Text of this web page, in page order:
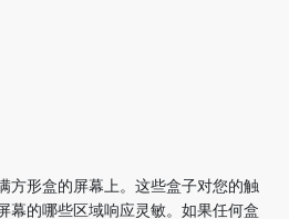
方形盒的屏幕上。这些盒子对您的触
幕的哪些区域响应灵敏。如果任何盒